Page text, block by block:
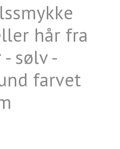
hår fra
sølv -
farvet